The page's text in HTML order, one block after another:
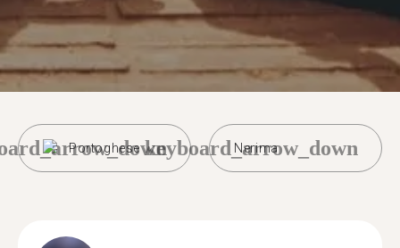
Portoghese Nerima
keyboard_arrow_down